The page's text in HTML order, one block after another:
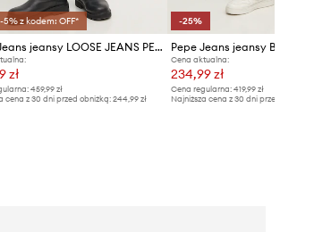
z kodem: OFF*
Pepe Jeans jeansy LOOSE JEANS PENN
zł
459,99 zł
cena z 30 dni przed obniżką:244,99 zł
-25%
Pepe Jeans jeansy BARREL
Cena aktualna:
234,99 zł
Cena regularna: 419,99 zł
Najniższa cena z 30 dni przed obniżką: